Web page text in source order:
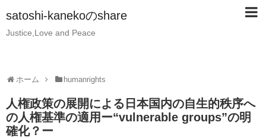
satoshi-kanekoのshare
Justice,Love and Peace
ホーム humanrights
人権政策の展開による日本国内の自生的秩序へ
の人権基準の適用ー“vulnerable groups”の明
確化？ー